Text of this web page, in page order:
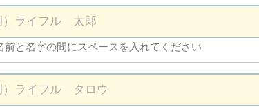
と名字の間にスペースを入れてください